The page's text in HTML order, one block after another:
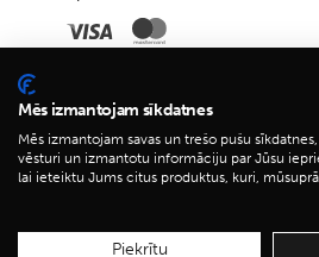
Piegādes iespējas:
Mēs izmantojam sīkdatnes
Mēs izmantojam savas un trešo pušu
vēsturi un izmantotu informāciju par Jūsu
lai ieteiktu Jums citus produktus, kuri,
Piekrītu